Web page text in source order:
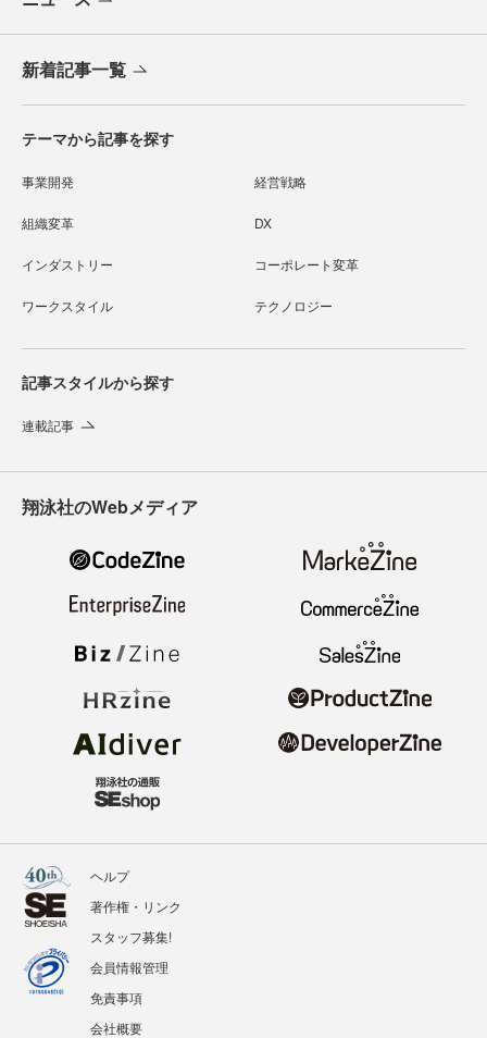
新着記事一覧
テーマから記事を探す
事業開発 経営戦略
組織変革 DX
インダストリー コーポレート変革
ワークスタイル テクノロジー
記事スタイルから探す
連載記事
翔泳社のWebメディア
ヘルプ
著作権・リンク
スタッフ募集!
会員情報管理
免責事項
会社概要